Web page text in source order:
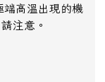
端高溫出現的機
注意。